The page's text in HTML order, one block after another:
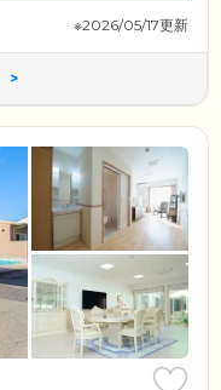
※2026/05/17更新